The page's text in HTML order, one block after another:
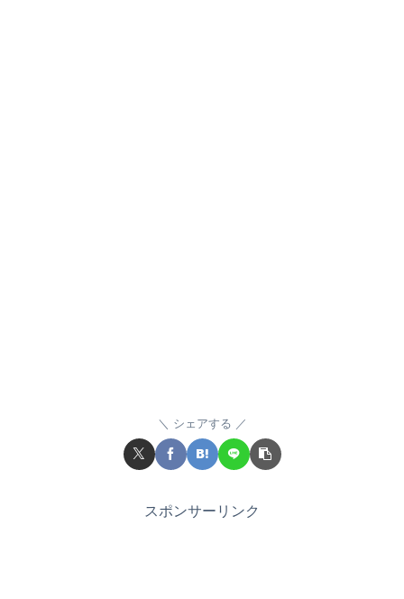
シェアする
スポンサーリンク